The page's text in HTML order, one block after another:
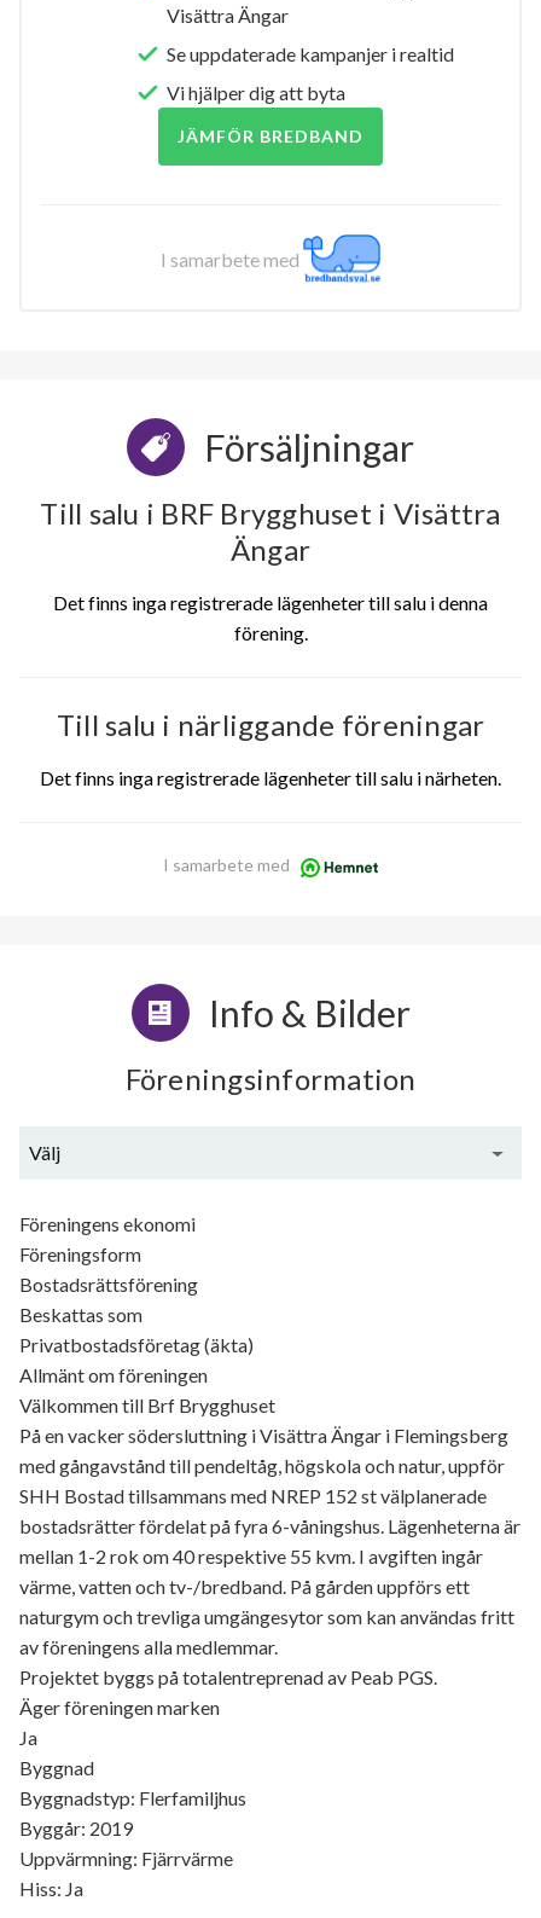
Visättra Ängar
Se uppdaterade kampanjer i realtid
Vi hjälper dig att byta
JÄMFÖR BREDBAND
I samarbete med
Försäljningar
Till salu i BRF Brygghuset i Visättra
Ängar
Det finns inga registrerade lägenheter till salu i denna
förening.
Till salu i närliggande föreningar
Det finns inga registrerade lägenheter till salu i närheten.
I samarbete med
Info & Bilder
Föreningsinformation
Välj
Föreningens ekonomi
Föreningsform
Bostadsrättsförening
Beskattas som
Privatbostadsföretag (äkta)
Allmänt om föreningen
Välkommen till Brf Brygghuset
På en vacker södersluttning i Visättra Ängar i Flemingsberg
med gångavstånd till pendeltåg, högskola och natur, uppför
SHH Bostad tillsammans med NREP 152 st välplanerade
bostadsrätter fördelat på fyra 6-våningshus. Lägenheterna är
mellan 1-2 rok om 40 respektive 55 kvm. I avgiften ingår
värme, vatten och tv-/bredband. På gården uppförs ett
naturgym och trevliga umgängesytor som kan användas fritt
av föreningens alla medlemmar.
Projektet byggs på totalentreprenad av Peab PGS.
Äger föreningen marken
Ja
Byggnad
Byggnadstyp: Flerfamiljhus
Byggår: 2019
Uppvärmning: Fjärrvärme
Hiss: Ja